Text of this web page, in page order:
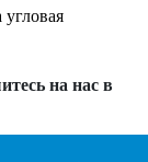
на нас в